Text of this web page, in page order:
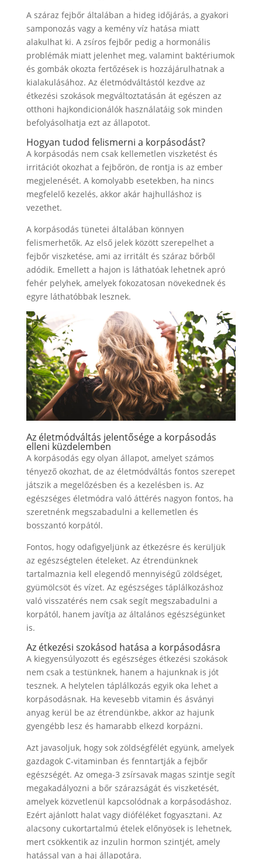
A száraz fejbőr általában a hideg időjárás, a gyakori
samponozás vagy a kemény víz hatása miatt
alakulhat ki. A zsíros fejbőr pedig a hormonális
problémák miatt jelenhet meg, valamint baktériumok
és gombák okozta fertőzések is hozzájárulhatnak a
kialakulásához. Az életmódváltástól kezdve az
étkezési szokások megváltoztatásán át egészen az
otthoni hajkondicionálók használatáig sok minden
befolyásolhatja ezt az állapotot.
Hogyan tudod felismerni a korpásodást?
A korpásodás nem csak kellemetlen viszketést és
irritációt okozhat a fejbőrön, de rontja is az ember
megjelenését. A komolyabb esetekben, ha nincs
megfelelő kezelés, akkor akár hajhulláshoz is
vezethet.
A korpásodás tünetei általában könnyen
felismerhetők. Az első jelek között szerepelhet a
fejbőr viszketése, ami az irritált és száraz bőrből
adódik. Emellett a hajon is láthatóak lehetnek apró
fehér pelyhek, amelyek fokozatosan növekednek és
egyre láthatóbbak lesznek.
Az életmódváltás jelentősége a korpásodás
elleni küzdelemben
A korpásodás egy olyan állapot, amelyet számos
tényező okozhat, de az életmódváltás fontos szerepet
játszik a megelőzésben és a kezelésben is. Az
egészséges életmódra való áttérés nagyon fontos, ha
szeretnénk megszabadulni a kellemetlen és
bosszantó korpától.
Fontos, hogy odafigyeljünk az étkezésre és kerüljük
az egészségtelen ételeket. Az étrendünknek
tartalmaznia kell elegendő mennyiségű zöldséget,
gyümölcsöt és vízet. Az egészséges táplálkozáshoz
való visszatérés nem csak segít megszabadulni a
korpától, hanem javítja az általános egészségünket
is.
Az étkezési szokásod hatása a korpásodásra
A kiegyensúlyozott és egészséges étkezési szokások
nem csak a testünknek, hanem a hajunknak is jót
tesznek. A helytelen táplálkozás egyik oka lehet a
korpásodásnak. Ha kevesebb vitamin és ásványi
anyag kerül be az étrendünkbe, akkor az hajunk
gyengébb lesz és hamarabb elkezd korpázni.
Azt javasoljuk, hogy sok zöldségfélét együnk, amelyek
gazdagok C-vitaminban és fenntartják a fejbőr
egészségét. Az omega-3 zsírsavak magas szintje segít
megakadályozni a bőr szárazságát és viszketését,
amelyek közvetlenül kapcsolódnak a korpásodáshoz.
Ezért ajánlott halat vagy dióféléket fogyasztani. Az
alacsony cukortartalmú ételek előnyösek is lehetnek,
mert csökkentik az inzulin hormon szintjét, amely
hatással van a haj állapotára.